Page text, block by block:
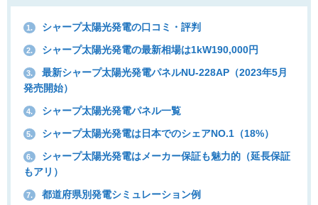
1. シャープ太陽光発電の口コミ・評判
2. シャープ太陽光発電の最新相場は1kW190,000円
3.
最新シャープ太陽光発電パネルNU-228AP（2023年5月
発売開始）
4. シャープ太陽光発電パネル一覧
5. シャープ太陽光発電は日本でのシェアNO.1（18%）
6.
シャープ太陽光発電はメーカー保証も魅力的（延長保証
もアリ）
7. 都道府県別発電シミュレーション例